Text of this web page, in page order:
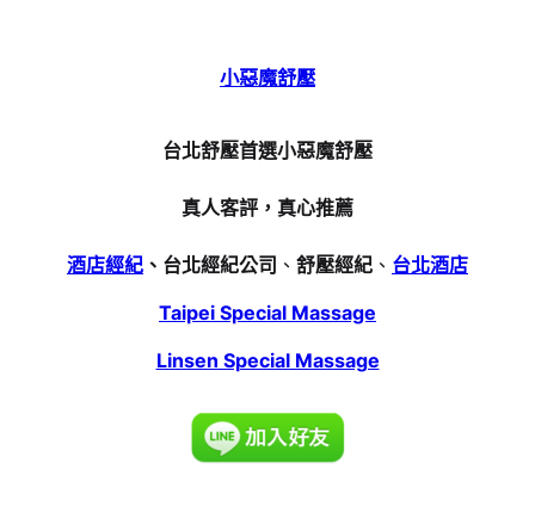
小惡魔舒壓
台北舒壓首選小惡魔舒壓
真人客評，真心推薦
酒店經紀 、台北經紀公司 、 舒壓經紀 、 台北酒店
Taipei Special Massage
Linsen Special Massage